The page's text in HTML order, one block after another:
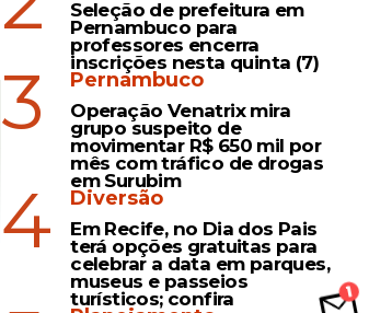
Seleção de prefeitura em
Pernambuco para
professores encerra
inscrições nesta quinta (7)
3 Pernambuco
Operação Venatrix mira
grupo suspeito de
movimentar R$ 650 mil por
mês com tráfico de drogas
em Surubim
4 Diversão
Em Recife, no Dia dos Pais
terá opções gratuitas para
celebrar a data em parques,
museus e passeios
turísticos; confira